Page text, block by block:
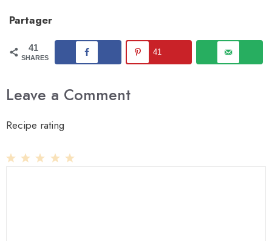
Partager
41
SHARES
41
Leave a Comment
Recipe rating